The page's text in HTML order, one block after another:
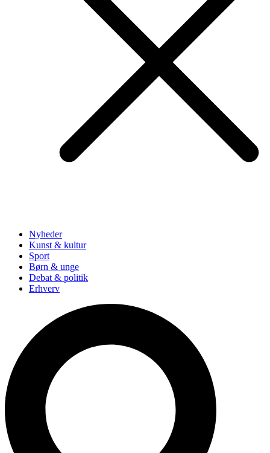
Nyheder
Kunst & kultur
Sport
Børn & unge
Debat & politik
Erhverv